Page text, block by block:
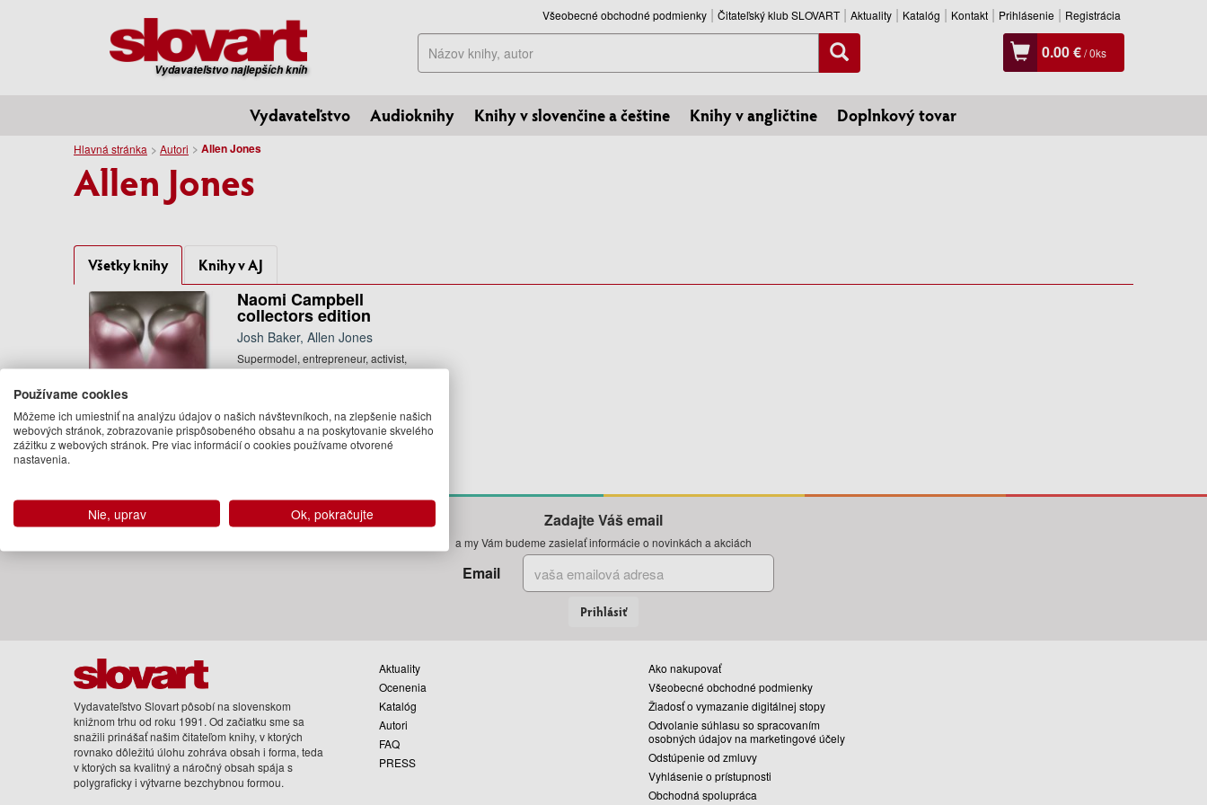
Vydavateľstvo najlepších kníh
Všeobecné obchodné podmienky Čitateľský klub SLOVART Aktuality Katalóg Kontakt Prihlásenie Registrácia
Hľadať 0.00 €/0ks
Vydavateľstvo Audioknihy Knihy v slovenčine a češtine Knihy v angličtine Doplnkový tovar
Hlavná stránka Autori Allen Jones
Allen Jones
Všetky knihy Knihy v AJ
Naomi Campbell
collectors edition
Josh Baker, Allen Jones
Supermodel, entrepreneur, activist,
provocateur. Since her teenage rise
2 500.00 €
Na sklade
Zadajte Váš email
a my Vám budeme zasielať informácie o novinkách a akciách
Email
Prihlásiť
Vydavateľstvo Slovart pôsobí na slovenskom
knižnom trhu od roku 1991. Od začiatku sme sa
snažili prinášať našim čitateľom knihy, v ktorých
rovnako dôležitú úlohu zohráva obsah i forma, teda
v ktorých sa kvalitný a náročný obsah spája s
polygraficky i výtvarne bezchybnou formou.
Aktuality
Ocenenia
Katalóg
Autori
FAQ
PRESS
Ako nakupovať
Všeobecné obchodné podmienky
Žiadosť o vymazanie digitálnej stopy
Odvolanie súhlasu so spracovaním
osobných údajov na marketingové účely
Odstúpenie od zmluvy
Vyhlásenie o prístupnosti
Obchodná spolupráca
Používame cookies
Môžeme ich umiestniť na analýzu údajov o našich návštevníkoch, na zlepšenie našich
webových stránok, zobrazovanie prispôsobeného obsahu a na poskytovanie skvelého
zážitku z webových stránok. Pre viac informácií o cookies používame otvorené
nastavenia.
Nie, uprav Ok, pokračujte